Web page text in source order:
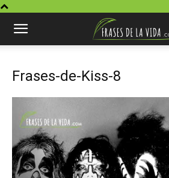
Frases-de-Kiss-8